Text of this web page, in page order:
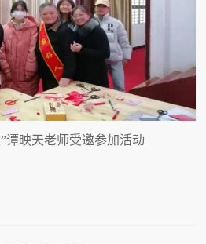
”谭映天老师受邀参加活动